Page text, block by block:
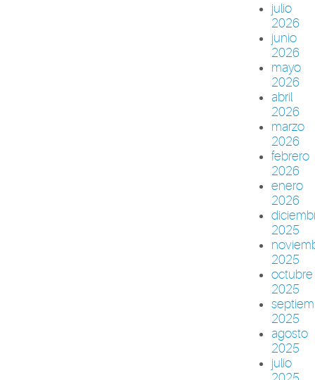
julio
2026
junio
2026
mayo
2026
abril
2026
marzo
2026
febrero
2026
enero
2026
2025
2025
octubre
2025
2025
agosto
2025
julio